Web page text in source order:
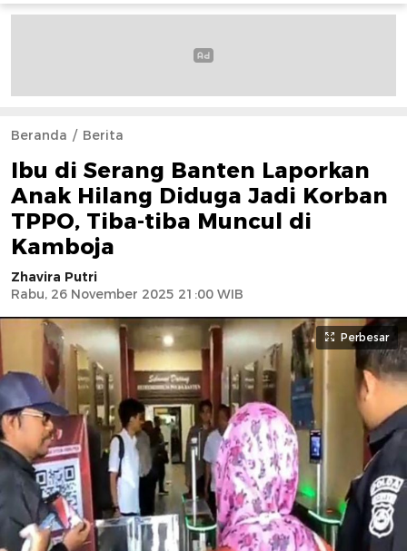
Beranda Berita
Ibu di Serang Banten Laporkan
Anak Hilang Diduga Jadi Korban
TPPO, Tiba-tiba Muncul di
Kamboja
Zhavira Putri
Rabu, 26 November 2025 21:00 WIB
Perbesar